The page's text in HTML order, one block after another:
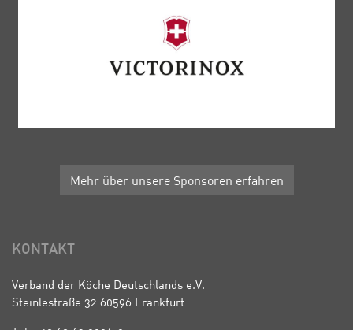
Mehr über unsere Sponsoren erfahren
KONTAKT
Verband der Köche Deutschlands e.V.
Steinlestraße 32 60596 Frankfurt